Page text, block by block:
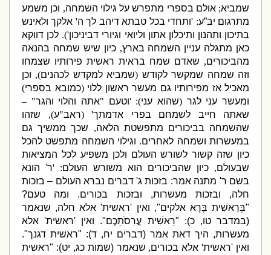
שמביא;אולם בספרי מתפרש על גילוי השמחה,וכן משמע
מתרגום יב”ע: 'ותחדי בכל טבתא דיהב לך ה'אלקך ולאינש
בתיכון ותהנון ותיכלון אתון וליואי וגיורי דביניכון').לכן דווקא
כאן מתגלה עניין השמחה בארץ,כיון שיש שמחה בהנאה
מהביכורים,שאדם שמח בראית ראשית פירותיו שצמחו
וזה שמחה שמקשר לקודש(שמביא למקדש לכהנים),וכן
מאכיל אז מפירותיו גם מעשר ראשון ללוי (כמובא בספרי)
ומעשר עני לגר(שהואעני): 'וטעם" אתה והלוי והגר" –
שאתה חייב לשמחם בפרי אדמתך' ( ראב"ע),שזהו
שהשמחה בביכורים מתפשטת הלאה,שכך ממשיך גם
במעשרות ושמחה לאחרים.וגילוי השמחה מתפשט להכל
כיון שזה קשור לשורש העולם ולכן משפיע לכל המציאות
שבעולם,כיון שהביכורים הוא משורש העולם: 'ר 'הונא
בשם ר'מתנה אמר:בזכות ג' דברים נברא העולם – בזכות
חלה, ובזכות מעשרות, ובזכות בכורים.ומה טעם?
בְּרֵאשִׁית בָּרָא אלקים",ואין'ראשית'אלא חלה,שנאמר
במדבר טו ,כ ): " רֵאשִׁית עֲרִסֹתֵכֶם".ואין'ראשית'אלא
מעשרות,היך דאת אמר(דברים יח ,ד ): "ראשית דגנך".
ואין'ראשית' אלא בכורים,שנאמר(שמות כג,יט ): "ראשית